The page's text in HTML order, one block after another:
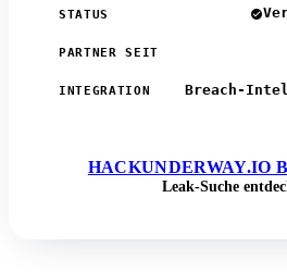
STATUS
PARTNER SEIT
INTEGRATION
Breach-
HACKUNDERWAY.IO
Leak-Suche